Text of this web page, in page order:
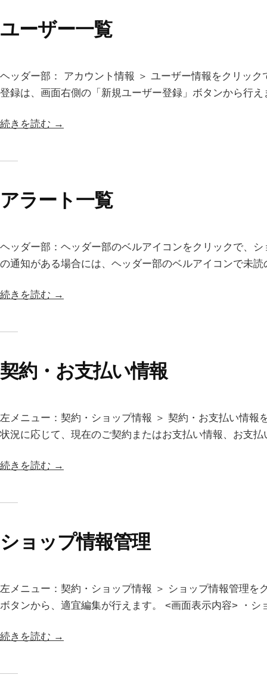
ユーザー一覧
ヘッダー部： アカウント情報 ＞ ユーザー情報をクリッ
登録は、画面右側の「新規ユーザー登録」ボタンから行
続きを読む →
アラート一覧
ヘッダー部：ヘッダー部のベルアイコンをクリックで、
の通知がある場合には、ヘッダー部のベルアイコンで未
続きを読む →
契約・お支払い情報
左メニュー：契約・ショップ情報 ＞ 契約・お支払い情
状況に応じて、現在のご契約またはお支払い情報、お支
続きを読む →
ショップ情報管理
左メニュー：契約・ショップ情報 ＞ ショップ情報管理
ボタンから、適宜編集が行えます。 <画面表示内容> ・
続きを読む →